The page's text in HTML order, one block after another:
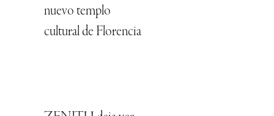
nuevo templo
cultural de Florencia